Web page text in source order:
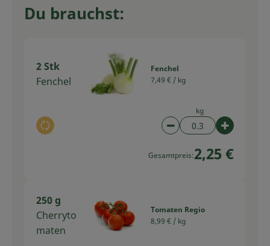
Du brauchst:
2 Stk
Fenchel
Auswahl ändern
Fenchel
7,49 € / kg
kg
Artikelanzahl
Gesamtpreis:2,25 €
250 g
Cherryto
maten
Tomaten Regio
8,99 € / kg